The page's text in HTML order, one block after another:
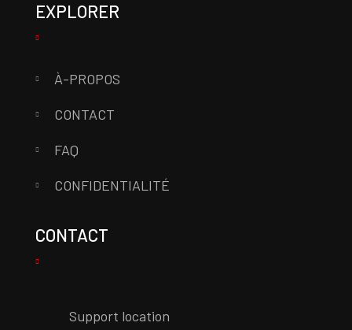
EXPLORER
À-PROPOS
CONTACT
FAQ
CONFIDENTIALITÉ
CONTACT
Support location